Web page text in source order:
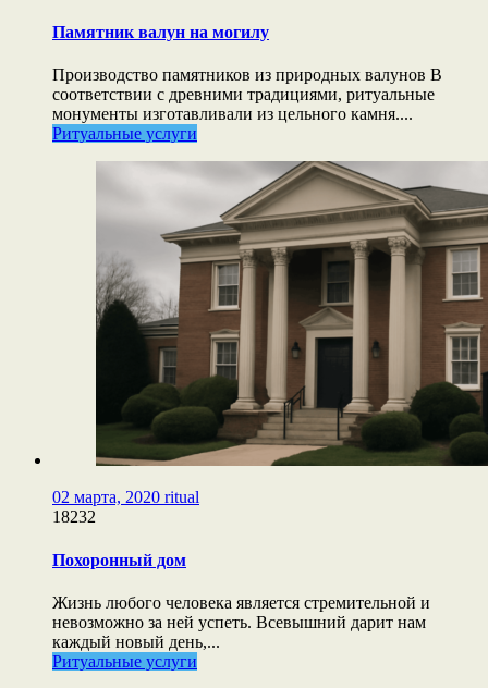
Памятник валун на могилу
Производство памятников из природных валунов В
соответствии с древними традициями, ритуальные
монументы изготавливали из цельного камня....
Ритуальные услуги
02 марта, 2020 ritual
18232
Похоронный дом
Жизнь любого человека является стремительной и
невозможно за ней успеть. Всевышний дарит нам
каждый новый день,...
Ритуальные услуги